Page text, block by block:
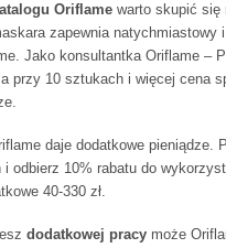
Oriflame warto skupić się
zapewnia
Jako konsultantka Oriflame –
przy 10 sztukach i więcej cena
daje dodatkowe pieniądze.
i odbierz 10% rabatu do
40-330 zł.
dodatkowej pracy może